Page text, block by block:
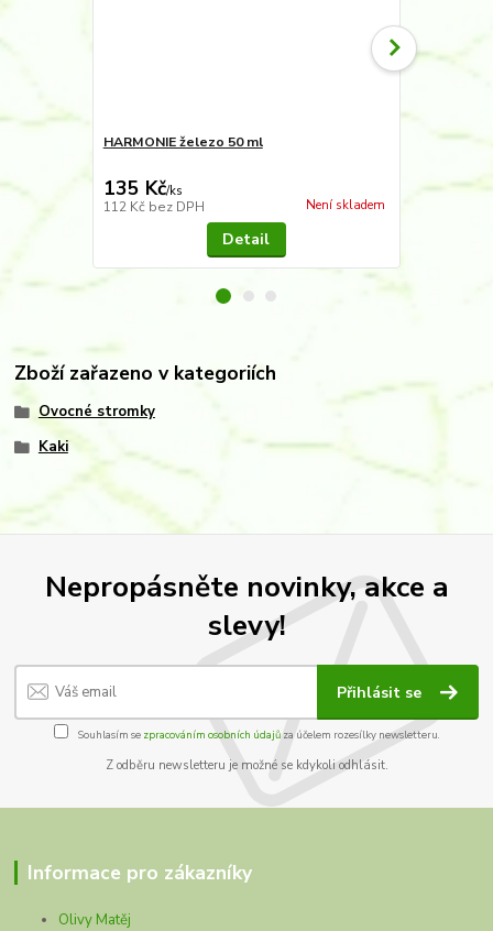
HARMONIE železo 50 ml
135 Kč/ks
112 Kč bez DPH Není skladem
Detail
Hnojivo
140 Kč/ks
Zboží zařazeno v kategoriích
Ovocné stromky
Kaki
Nepropásněte novinky, akce a
slevy!
Přihlásit se
Souhlasím se zpracováním osobních údajůza účelem rozesílky newsletteru.
Z odběru newsletteru je možné se kdykoli odhlásit.
Informace pro zákazníky
Olivy Matěj